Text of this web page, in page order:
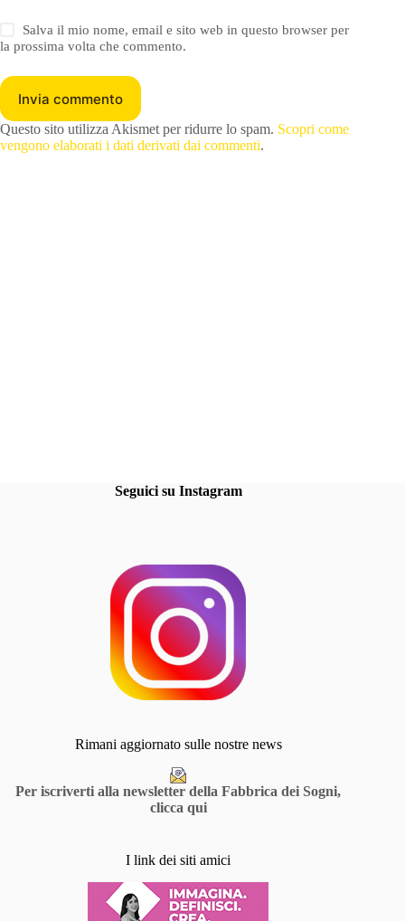
Salva il mio nome, email e sito web in questo browser per
la prossima volta che commento.
Invia commento
Questo sito utilizza Akismet per ridurre lo spam. Scopri come
vengono elaborati i dati derivati dai commenti.
Seguici su Instagram
Rimani aggiornato sulle nostre news
Per iscriverti alla newsletter della Fabbrica dei Sogni,
clicca qui
I link dei siti amici